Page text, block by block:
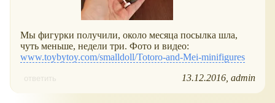
Мы фигурки получили, около месяца посылка шла,
чуть меньше, недели три. Фото и видео:
www.toybytoy.com/smalldoll/Totoro-and-Mei-minifigures
ответить 13.12.2016 admin